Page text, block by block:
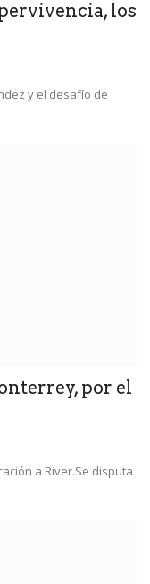
los
y el desafío de
por el
a River.Se disputa